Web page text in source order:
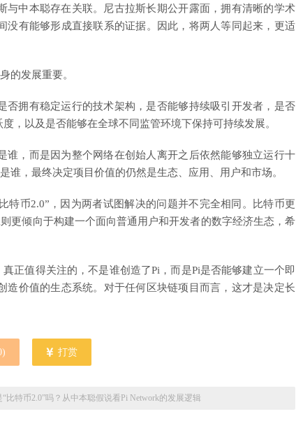
与中本聪存在关联。尼古拉斯长期公开露面，拥有清晰的学术
有能够形成直接联系的证据。因此，将两人等同起来，更适
的发展重要。
否拥有稳定运行的技术架构，是否能够持续吸引开发者，是否
，以及是否能够在全球不同监管环境下保持可持续发展。
谁，而是因为整个网络在创始人离开之后依然能够独立运行十
谁，最终决定项目价值的仍然是生态、应用、用户和市场。
特币2.0”，因为两者试图解决的问题并不完全相同。比特币更
更倾向于构建一个面向普通用户和开发者的数字经济生态，希
正值得关注的，不是谁创造了Pi，而是Pi是否能够建立一个即
价值的生态系统。对于任何区块链项目而言，这才是决定长
) 打赏
“比特币2.0”吗？从中本聪假说看Pi Network的发展逻辑